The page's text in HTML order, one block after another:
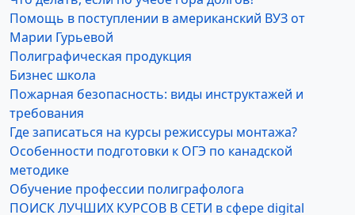
Помощь в поступлении в американский ВУЗ от
Марии Гурьевой
Полиграфическая продукция
Бизнес школа
Пожарная безопасность: виды инструктажей и
требования
Где записаться на курсы режиссуры монтажа?
Особенности подготовки к ОГЭ по канадской
методике
Обучение профессии полиграфолога
ПОИСК ЛУЧШИХ КУРСОВ В СЕТИ в сфере digital